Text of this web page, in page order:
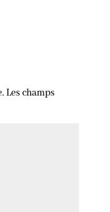
Les champs